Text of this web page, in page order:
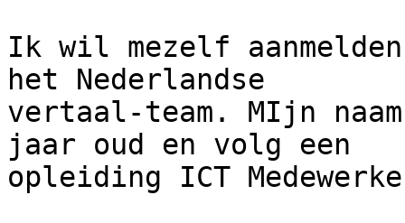
Ik wil mezelf
het Nederlandse
vertaal-team. MIjn
jaar oud en volg een
opleiding ICT